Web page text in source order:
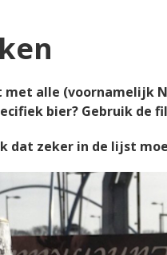
alle (voornamelijk
bier? Gebruik
dat zeker in de lijst